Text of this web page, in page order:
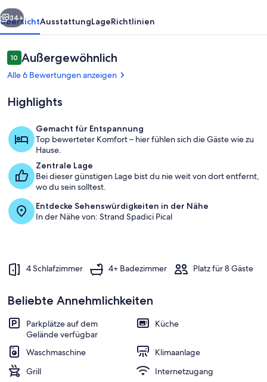
Poreč
Weiter
34+
ÜbersichtAusstattungLageRichtlinien
Bewertungen
1010 von 10.
Außergewöhnlich
Alle 6 Bewertungen anzeigen
Highlights
Gemacht für Entspannung
Top bewerteter Komfort – hier fühlen sich die Gäste wie zu
Hause.
Zentrale Lage
Bei dieser günstigen Lage bist du nie weit von dort entfernt,
wo du sein solltest.
Entdecke Sehenswürdigkeiten in der Nähe
In der Nähe von: Strand Spadici Pical
4 Schlafzimmer 4+ Badezimmer Platz für 8 Gäste
Beliebte Annehmlichkeiten
Parkplätze auf dem
Gelände verfügbar
Küche
Waschmaschine
Klimaanlage
Grill
Internetzugang